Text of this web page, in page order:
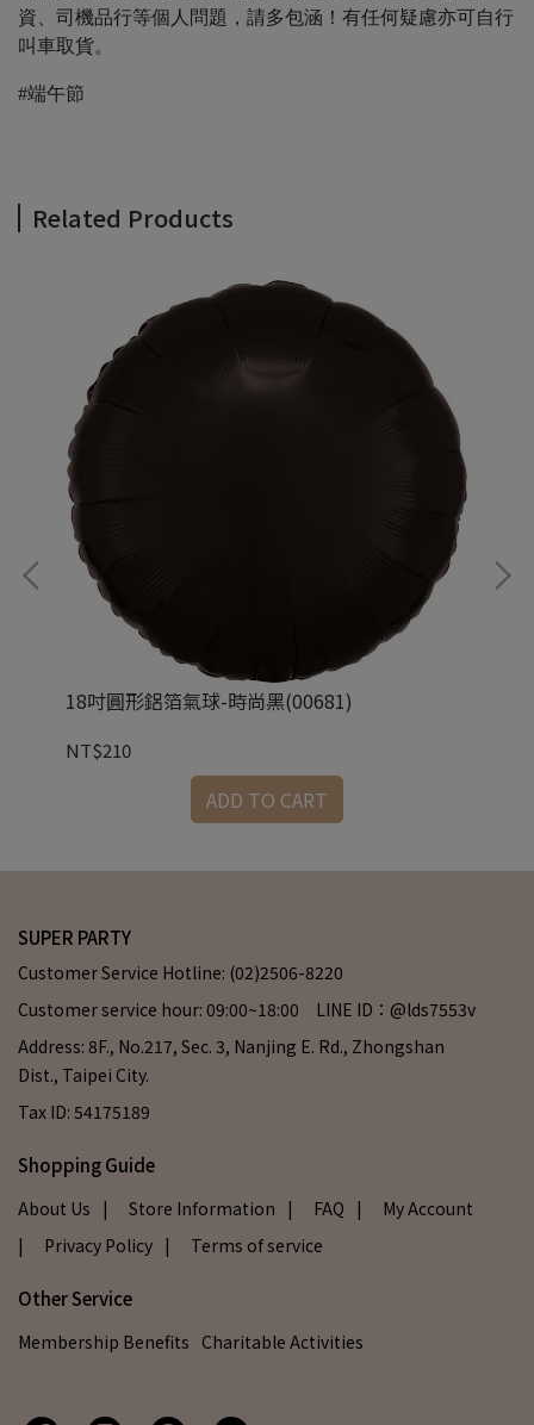
資、司機品行等個人問題，請多包涵！有任何疑慮亦可自行
叫車取貨。
#端午節
Related Products
18吋圓形鋁箔氣球-時尚黑(00681)
NT$210
ADD TO CART
SUPER PARTY
Customer Service Hotline: (02)2506-8220
Customer service hour: 09:00~18:00 LINE ID：@lds7553v
Address: 8F., No.217, Sec. 3, Nanjing E. Rd., Zhongshan
Dist., Taipei City.
Tax ID: 54175189
Shopping Guide
About Us | Store Information | FAQ | My Account
| Privacy Policy | Terms of service
Other Service
Membership Benefits Charitable Activities